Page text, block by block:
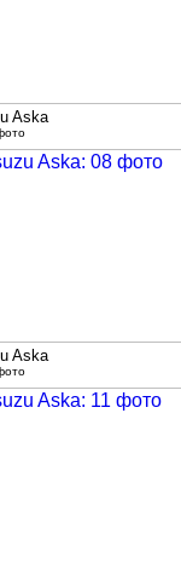
Aska
Aska